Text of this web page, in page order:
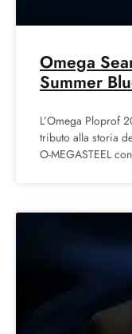
Omega
Summer
L’Omega Ploprof
tributo alla storia
O-MEGASTEEL